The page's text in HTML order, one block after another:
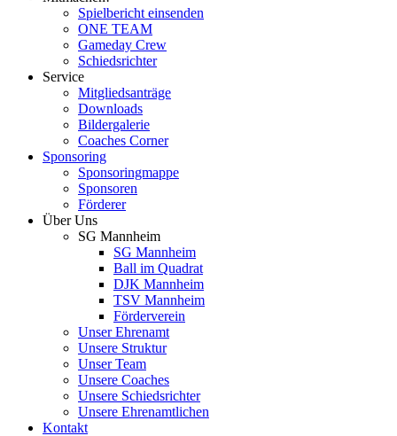
Spielbericht einsenden
ONE TEAM
Gameday Crew
Schiedsrichter
Service
Mitgliedsanträge
Downloads
Bildergalerie
Coaches Corner
Sponsoring
Sponsoringmappe
Sponsoren
Förderer
Über Uns
SG Mannheim
SG Mannheim
Ball im Quadrat
DJK Mannheim
TSV Mannheim
Förderverein
Unser Ehrenamt
Unsere Struktur
Unser Team
Unsere Coaches
Unsere Schiedsrichter
Unsere Ehrenamtlichen
Kontakt